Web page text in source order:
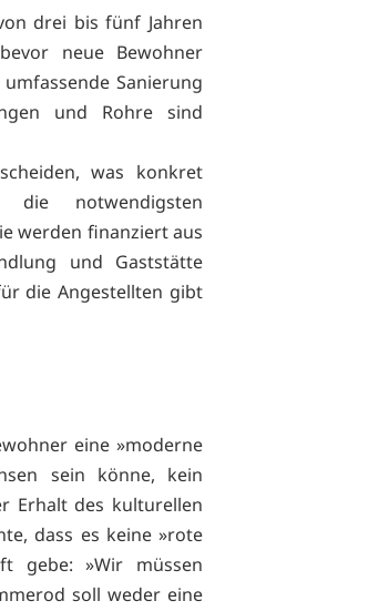
drei bis fünf Jahren
neue Bewohner
Sanierung
und Rohre sind
was konkret
notwendigsten
werden finanziert aus
und Gaststätte
die Angestellten gibt
eine »moderne
sein könne, kein
Erhalt des kulturellen
dass es keine »rote
gebe: »Wir müssen
soll weder eine